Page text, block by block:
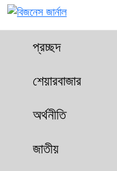
প্রচ্ছদ
শেয়ারবাজার
অর্থনীতি
জাতীয়